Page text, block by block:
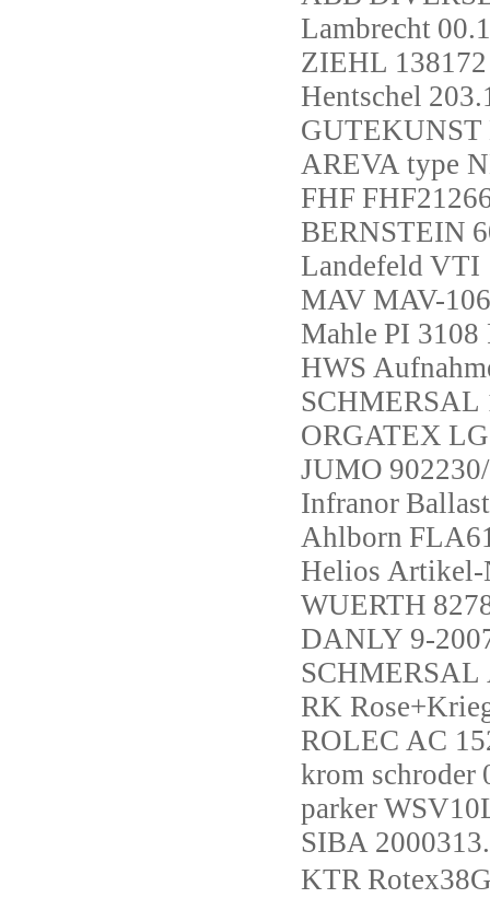
Lambrecht
ZIEHL
Hentschel
GUTEKUNST
AREVA type
FHF
BERNSTEIN
Landefeld VTI
MAV MAV-
Mahle PI 3108
HWS
SCHMERSAL
ORGATEX
JUMO
Infranor
Ahlborn
Helios Artikel-
WUERTH
DANLY 9-
SCHMERSAL
RK
ROLEC AC
krom schroder
parker
SIBA
KTR